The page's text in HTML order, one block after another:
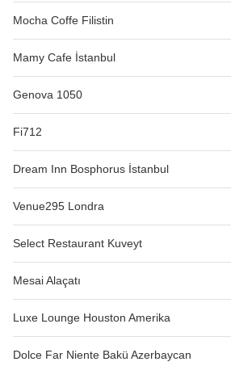
Mocha Coffe Filistin
Mamy Cafe İstanbul
Genova 1050
Fi712
Dream Inn Bosphorus İstanbul
Venue295 Londra
Select Restaurant Kuveyt
Mesai Alaçatı
Luxe Lounge Houston Amerika
Dolce Far Niente Bakü Azerbaycan